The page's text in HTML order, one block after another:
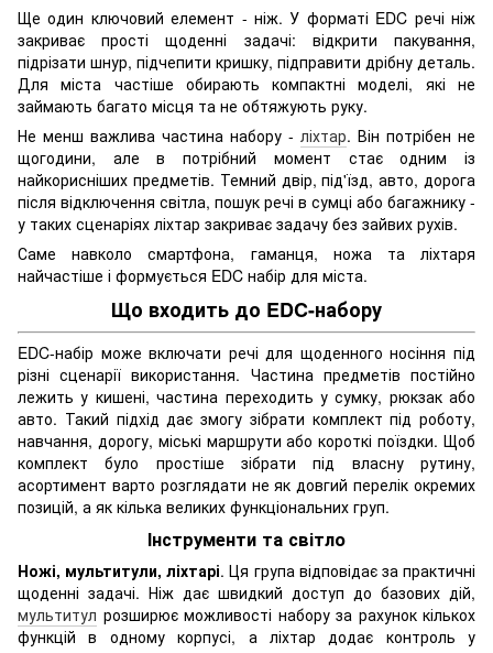
Ще один ключовий елемент - ніж. У форматі EDC речі ніж
закриває прості щоденні задачі: відкрити пакування,
підрізати шнур, підчепити кришку, підправити дрібну деталь.
Для міста частіше обирають компактні моделі, які не
займають багато місця та не обтяжують руку.
Не менш важлива частина набору - ліхтар. Він потрібен не
щогодини, але в потрібний момент стає одним із
найкорисніших предметів. Темний двір, під'їзд, авто, дорога
після відключення світла, пошук речі в сумці або багажнику -
у таких сценаріях ліхтар закриває задачу без зайвих рухів.
Саме навколо смартфона, гаманця, ножа та ліхтаря
найчастіше і формується EDC набір для міста.
Що входить до EDC-набору
EDC-набір може включати речі для щоденного носіння під
різні сценарії використання. Частина предметів постійно
лежить у кишені, частина переходить у сумку, рюкзак або
авто. Такий підхід дає змогу зібрати комплект під роботу,
навчання, дорогу, міські маршрути або короткі поїздки. Щоб
комплект було простіше зібрати під власну рутину,
асортимент варто розглядати не як довгий перелік окремих
позицій, а як кілька великих функціональних груп.
Інструменти та світло
Ножі, мультитули, ліхтарі. Ця група відповідає за практичні
щоденні задачі. Ніж дає швидкий доступ до базових дій,
мультитул розширює можливості набору за рахунок кількох
функцій в одному корпусі, а ліхтар додає контроль у